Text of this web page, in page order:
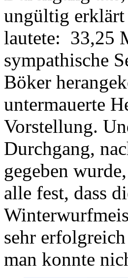
ungültig
lautete: 33,25
sympathische
Böker
untermauerte
Vorstellung.
Durchgang,
gegeben
alle fest, dass
sehr
man konnte